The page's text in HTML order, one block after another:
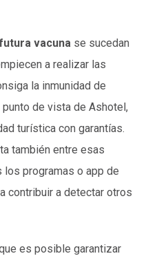
vacuna se sucedan
a realizar las
la inmunidad de
de vista de Ashotel,
turística con garantías.
también entre esas
programas o app de
contribuir a detectar otros
es posible garantizar